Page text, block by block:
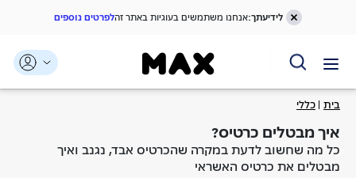
דלג אל תפריט ניווט
דלג אל תוכן ראשי
דלג אל תחתית העמוד
לידיעתך:אנחנו משתמשים בעוגיות באתר זהלפרטים נוספים
בית כללי
איך מבטלים כרטיס?
כל מה שחשוב לדעת במקרה שהכרטיס אבד, נגנב ואיך
מבטלים את כרטיס האשראי